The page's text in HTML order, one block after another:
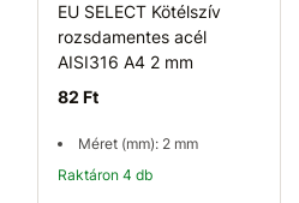
EU SELECT Kötélszív
rozsdamentes acél
AISI316 A4 2 mm
82 Ft
Méret (mm): 2 mm
Raktáron 4 db